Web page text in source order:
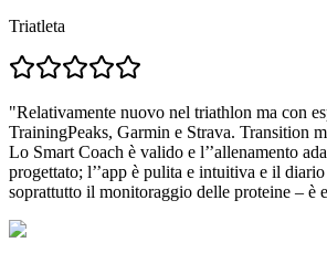
Triatleta
"Relativamente nuovo nel triathlon ma con
TrainingPeaks, Garmin e Strava. Transition
Lo Smart Coach è valido e l’’allenamento
progettato; l’’app è pulita e intuitiva e il diario
soprattutto il monitoraggio delle proteine – è